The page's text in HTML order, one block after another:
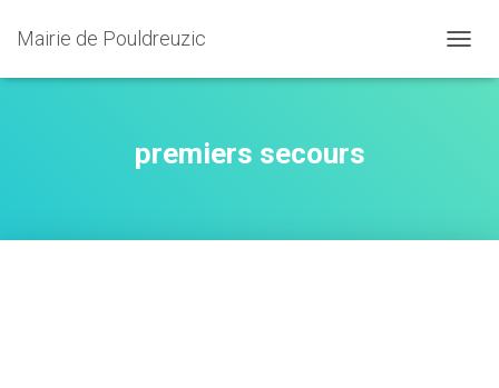
Mairie de Pouldreuzic
premiers secours